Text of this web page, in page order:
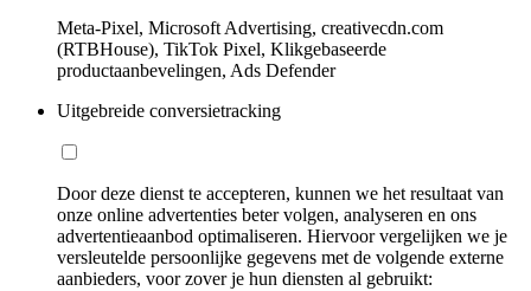
Meta-Pixel, Microsoft Advertising, creativecdn.com
(RTBHouse), TikTok Pixel, Klikgebaseerde
productaanbevelingen, Ads Defender
Uitgebreide conversietracking
Door deze dienst te accepteren, kunnen we het resultaat van
onze online advertenties beter volgen, analyseren en ons
advertentieaanbod optimaliseren. Hiervoor vergelijken we je
versleutelde persoonlijke gegevens met de volgende externe
aanbieders, voor zover je hun diensten al gebruikt: